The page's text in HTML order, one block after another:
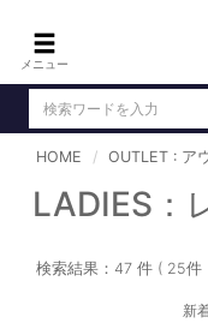
メニュー
DENIM : デニム
PANTS : パンツ
HOME OUTLET : ア
LADIES：
検索結果：47 件 ( 25件
新